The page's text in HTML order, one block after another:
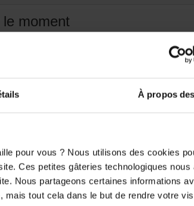
À propos
pour vous ? Nous utilisons des cookies
Ces petites gâteries technologiques nous
Nous partageons certaines informations
tout cela dans le but de rendre votre
moment